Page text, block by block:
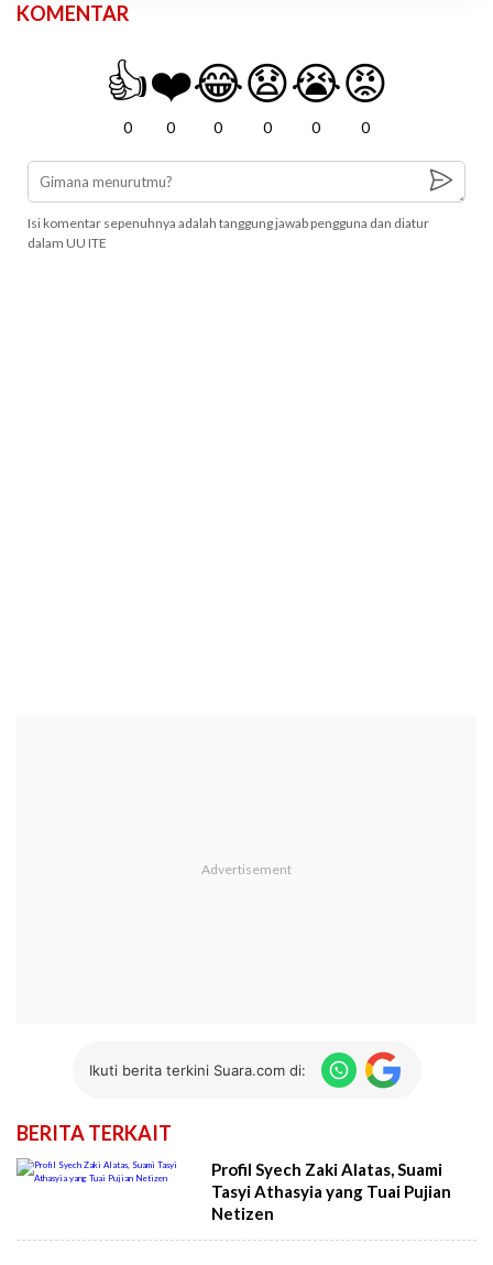
KOMENTAR
👍
0
❤️
0
😂
0
😧
0
😭
0
😡
0
Isi komentar sepenuhnya adalah tanggung jawab pengguna dan diatur
dalam UU ITE
Ikuti berita terkini Suara.com di:
BERITA TERKAIT
Profil Syech Zaki Alatas, Suami
Tasyi Athasyia yang Tuai Pujian
Netizen